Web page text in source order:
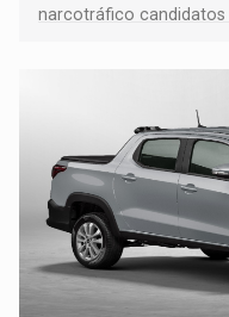
narcotráfico candidatos